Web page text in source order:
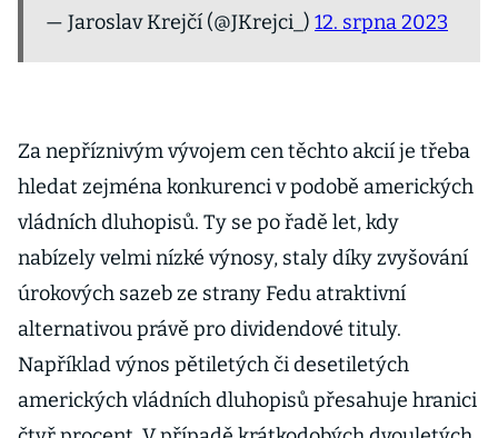
— Jaroslav Krejčí (@JKrejci_) 12. srpna 2023
Za nepříznivým vývojem cen těchto akcií je třeba
hledat zejména konkurenci v podobě amerických
vládních dluhopisů. Ty se po řadě let, kdy
nabízely velmi nízké výnosy, staly díky zvyšování
úrokových sazeb ze strany Fedu atraktivní
alternativou právě pro dividendové tituly.
Například výnos pětiletých či desetiletých
amerických vládních dluhopisů přesahuje hranici